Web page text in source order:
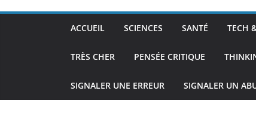
ACCUEIL SCIENCES SANTÉ TECH
TRÈS CHER PENSÉE CRITIQUE
SIGNALER UNE ERREUR SIGNALER UN